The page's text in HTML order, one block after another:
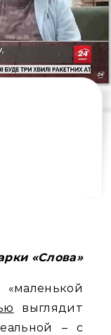
«Слова»
«маленькой
выглядит
– с